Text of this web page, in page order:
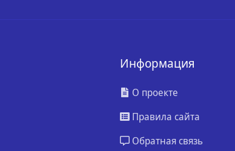
Информация
О проекте
Правила сайта
Обратная связь